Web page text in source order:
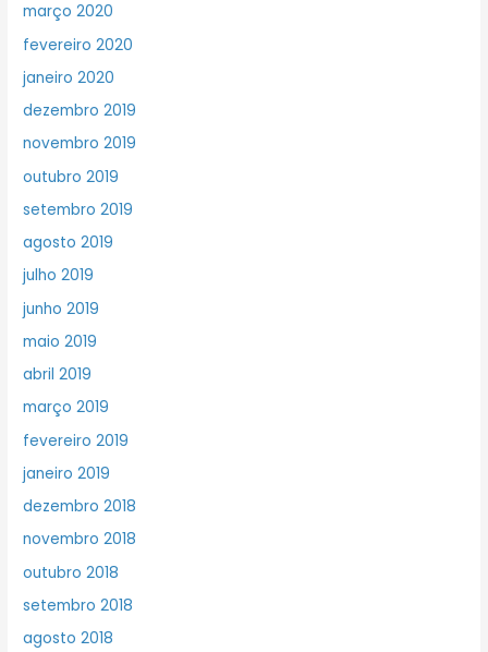
março 2020
fevereiro 2020
janeiro 2020
dezembro 2019
novembro 2019
outubro 2019
setembro 2019
agosto 2019
julho 2019
junho 2019
maio 2019
abril 2019
março 2019
fevereiro 2019
janeiro 2019
dezembro 2018
novembro 2018
outubro 2018
setembro 2018
agosto 2018